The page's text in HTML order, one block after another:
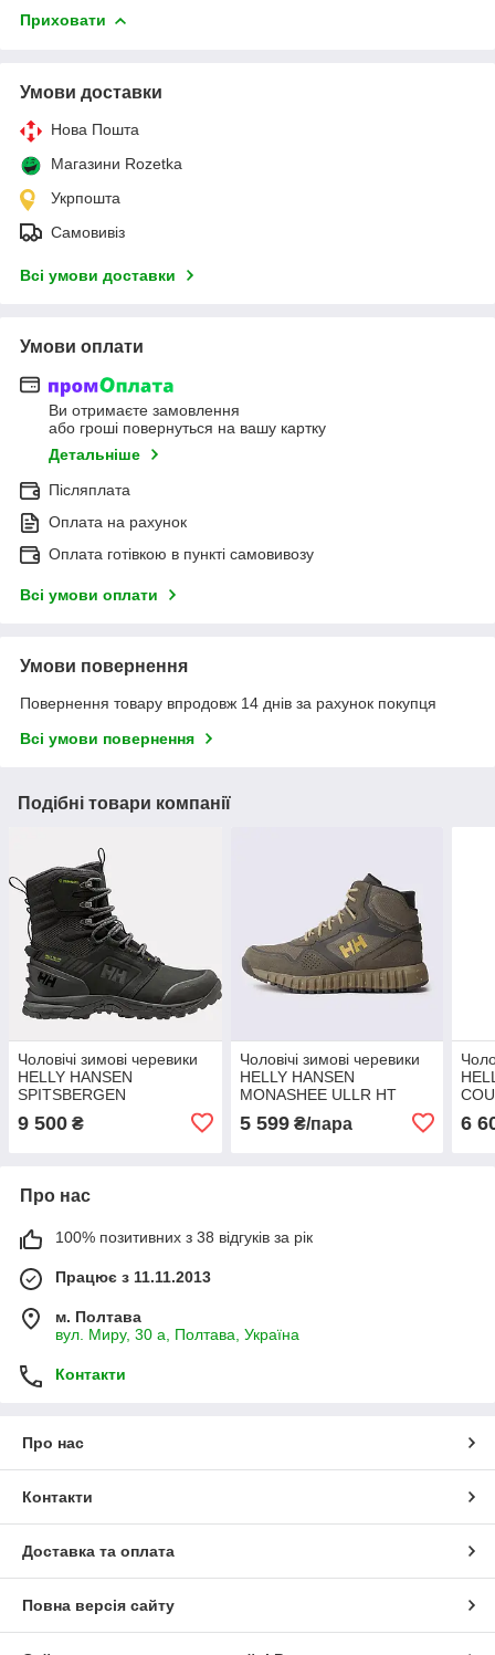
Приховати
Умови доставки
Нова Пошта
Магазини Rozetka
Укрпошта
Самовивіз
Всі умови доставки
Умови оплати
Ви отримаєте замовлення
або гроші повернуться на вашу картку
Детальніше
Післяплата
Оплата на рахунок
Оплата готівкою в пункті самовивозу
Всі умови оплати
Умови повернення
Повернення товару впродовж 14 днів за рахунок покупця
Всі умови повернення
Подібні товари компанії
Чоловічі зимові черевики
HELLY HANSEN
SPITSBERGEN
PRIMALOFT (11980 990)
9 500 ₴
Чоловічі зимові черевики
HELLY HANSEN
MONASHEE ULLR HT
5 599₴/пара 6
Про нас
100% позитивних з 38 відгуків за рік
Працює з 11.11.2013
м. Полтава
вул. Миру, 30 а, Полтава, Україна
Контакти
Про нас
Контакти
Доставка та оплата
Повна версія сайту